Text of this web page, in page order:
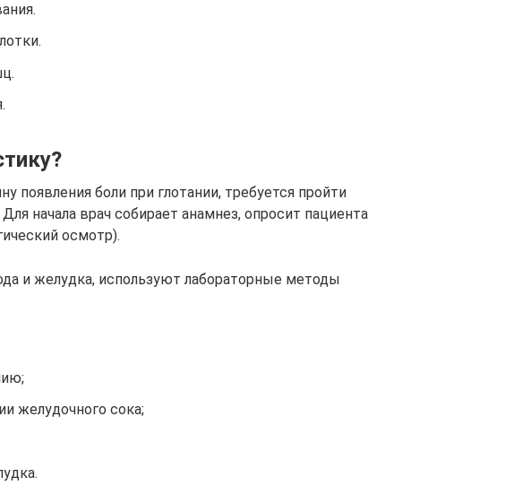
появления боли при глотании, требуется пройти
начала врач собирает анамнез, опросит пациента
осмотр).
и желудка, используют лабораторные методы
желудочного сока;